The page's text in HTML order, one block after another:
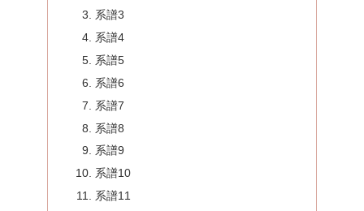
系譜3
系譜4
系譜5
系譜6
系譜7
系譜8
系譜9
系譜10
系譜11